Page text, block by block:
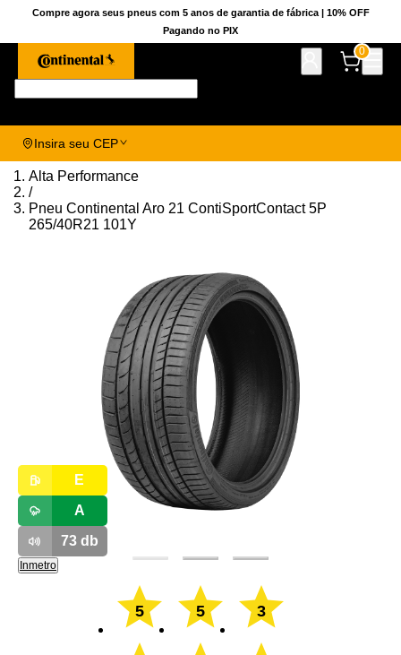
Compre agora seus pneus com 5 anos de garantia de fábrica | 10% OFF
Pagando no PIX
0
Insira seu CEP
Alta Performance
/
Pneu Continental Aro 21 ContiSportContact 5P
265/40R21 101Y
E
A
73db
Inmetro
5 5 3